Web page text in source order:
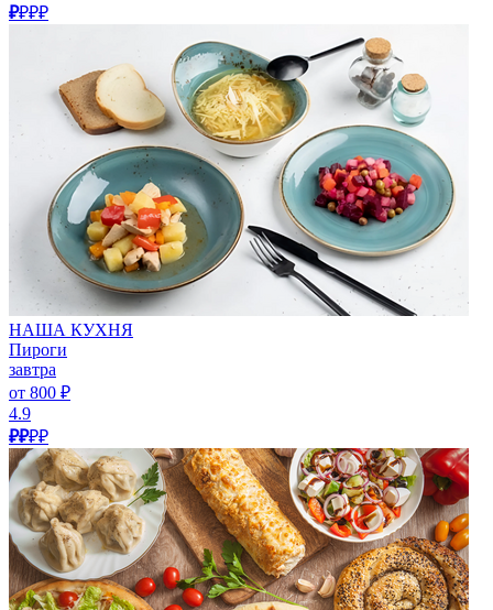
₽₽₽₽
НАША КУХНЯ
Пироги
завтра
от 800 ₽
4.9
₽₽₽₽